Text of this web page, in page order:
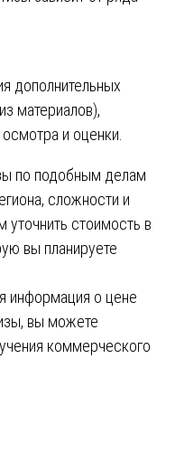
дополнительных
материалов),
и оценки.
по подобным делам
сложности и
стоимость в
вы планируете
информация о цене
вы можете
коммерческого